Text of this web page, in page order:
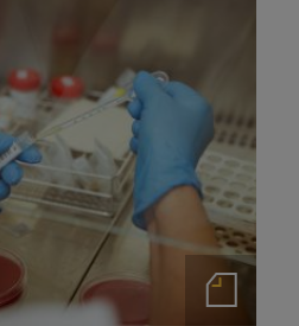
Notas de prensa